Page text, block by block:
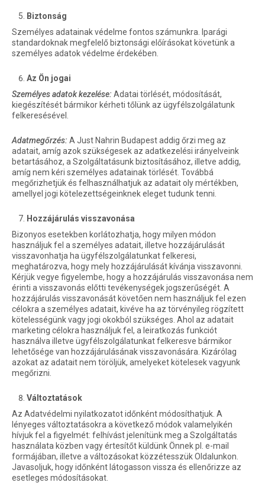
Biztonság
Személyes adatainak védelme fontos számunkra. Iparági
standardoknak megfelelő biztonsági előírásokat követünk a
személyes adatok védelme érdekében.
Az Ön jogai
Személyes adatok kezelése: Adatai törlését, módosítását,
kiegészítését bármikor kérheti tőlünk az ügyfélszolgálatunk
felkeresésével.
Adatmegőrzés: A Just Nahrin Budapest addig őrzi meg az
adatait, amíg azok szükségesek az adatkezelési irányelveink
betartásához, a Szolgáltatásunk biztosításához, illetve addig,
amíg nem kéri személyes adatainak törlését. Továbbá
megőrizhetjük és felhasználhatjuk az adatait oly mértékben,
amellyel jogi kötelezettségeinknek eleget tudunk tenni.
Hozzájárulás visszavonása
Bizonyos esetekben korlátozhatja, hogy milyen módon
használjuk fel a személyes adatait, illetve hozzájárulását
visszavonhatja ha ügyfélszolgálatunkat felkeresi,
meghatározva, hogy mely hozzájárulását kívánja visszavonni.
Kérjük vegye figyelembe, hogy a hozzájárulás visszavonása nem
érinti a visszavonás előtti tevékenységek jogszerűségét. A
hozzájárulás visszavonását követően nem használjuk fel ezen
célokra a személyes adatait, kivéve ha az törvényileg rögzített
kötelességünk vagy jogi okokból szükséges. Ahol az adatait
marketing célokra használjuk fel, a leiratkozás funkciót
használva illetve ügyfélszolgálatunkat felkeresve bármikor
lehetősége van hozzájárulásának visszavonására. Kizárólag
azokat az adatait nem töröljük, amelyeket kötelesek vagyunk
megőrizni.
Változtatások
Az Adatvédelmi nyilatkozatot időnként módosíthatjuk. A
lényeges változtatásokra a következő módok valamelyikén
hívjuk fel a figyelmét: felhívást jelenítünk meg a Szolgáltatás
használata közben vagy értesítőt küldünk Önnek pl. e-mail
formájában, illetve a változásokat közzétesszük Oldalunkon.
Javasoljuk, hogy időnként látogasson vissza és ellenőrizze az
esetleges módosításokat.